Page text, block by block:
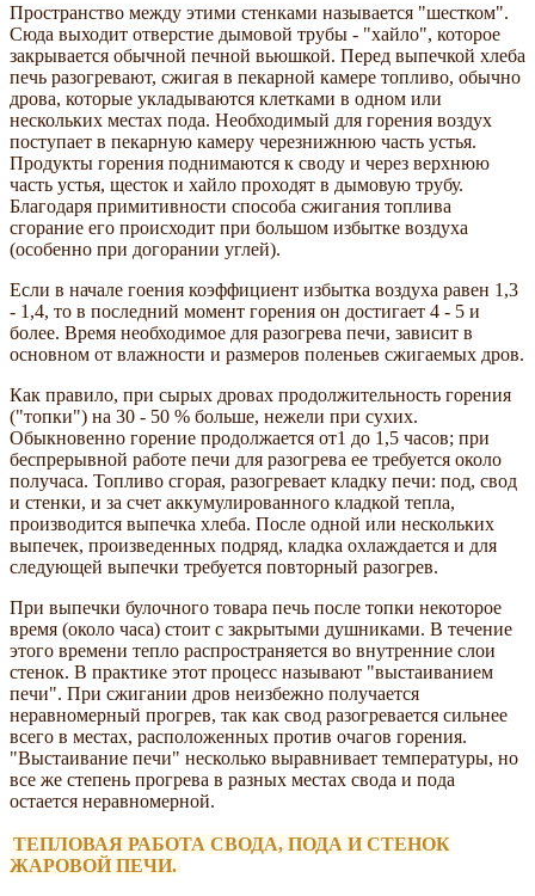
Пространство между этими стенками называется "шестком".
Сюда выходит отверстие дымовой трубы - "хайло", которое
закрывается обычной печной вьюшкой. Перед выпечкой хлеба
печь разогревают, сжигая в пекарной камере топливо, обычно
дрова, которые укладываются клетками в одном или
нескольких местах пода. Необходимый для горения воздух
поступает в пекарную камеру черезнижнюю часть устья.
Продукты горения поднимаются к своду и через верхнюю
часть устья, щесток и хайло проходят в дымовую трубу.
Благодаря примитивности способа сжигания топлива
сгорание его происходит при большом избытке воздуха
(особенно при догорании углей).
Если в начале гоения коэффициент избытка воздуха равен 1,3
- 1,4, то в последний момент горения он достигает 4 - 5 и
более. Время необходимое для разогрева печи, зависит в
основном от влажности и размеров поленьев сжигаемых дров.
Как правило, при сырых дровах продолжительность горения
("топки") на 30 - 50 % больше, нежели при сухих.
Обыкновенно горение продолжается от1 до 1,5 часов; при
беспрерывной работе печи для разогрева ее требуется около
получаса. Топливо сгорая, разогревает кладку печи: под, свод
и стенки, и за счет аккумулированного кладкой тепла,
производится выпечка хлеба. После одной или нескольких
выпечек, произведенных подряд, кладка охлаждается и для
следующей выпечки требуется повторный разогрев.
При выпечки булочного товара печь после топки некоторое
время (около часа) стоит с закрытыми душниками. В течение
этого времени тепло распространяется во внутренние слои
стенок. В практике этот процесс называют "выстаиванием
печи". При сжигании дров неизбежно получается
неравномерный прогрев, так как свод разогревается сильнее
всего в местах, расположенных против очагов горения.
"Выстаивание печи" несколько выравнивает температуры, но
все же степень прогрева в разных местах свода и пода
остается неравномерной.
ТЕПЛОВАЯ РАБОТА СВОДА, ПОДА И СТЕНОК
ЖАРОВОЙ ПЕЧИ.